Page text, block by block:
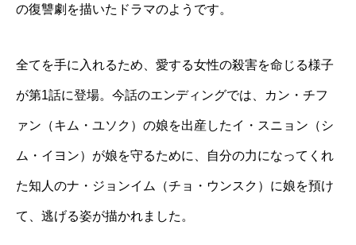
の復讐劇を描いたドラマのようです。
全てを手に入れるため、愛する女性の殺害を命じる様子
が第1話に登場。今話のエンディングでは、カン・チフ
ァン（キム・ユソク）の娘を出産したイ・スニョン（シ
ム・イヨン）が娘を守るために、自分の力になってくれ
た知人のナ・ジョンイム（チョ・ウンスク）に娘を預け
て、逃げる姿が描かれました。